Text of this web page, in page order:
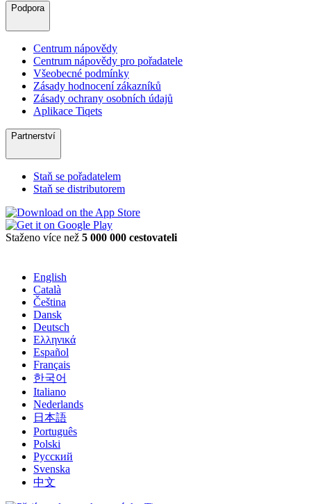
Podpora
Centrum nápovědy
Centrum nápovědy pro pořadatele
Všeobecné podmínky
Zásady hodnocení zákazníků
Zásady ochrany osobních údajů
Aplikace Tiqets
Partnerství
Staň se pořadatelem
Staň se distributorem
Staženo více než 5 000 000 cestovateli
English
Català
Čeština
Dansk
Deutsch
Ελληνικά
Español
Français
한국어
Italiano
Nederlands
日本語
Português
Polski
Русский
Svenska
中文